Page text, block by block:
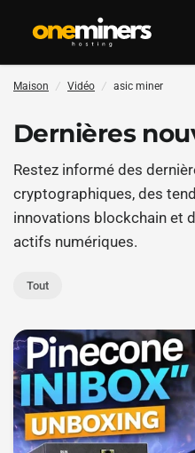
Maison / Vidéo / asic miner
Dernières
Restez informé des
cryptographiques, des
innovations blockchain et
actifs numériques.
Tout